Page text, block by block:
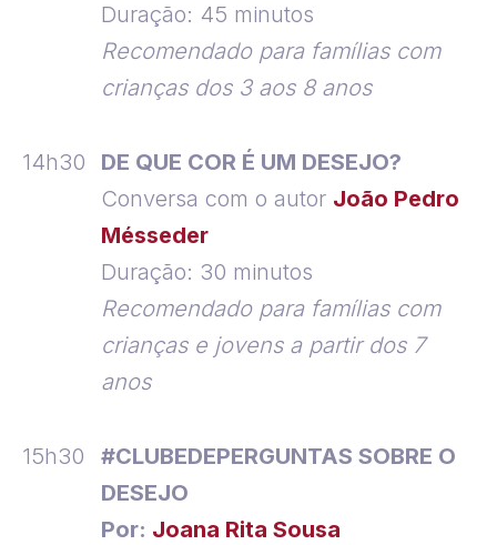
Duração: 45 minutos
Recomendado para famílias com
crianças dos 3 aos 8 anos
14h30
DE QUE COR É UM DESEJO?
Conversa com o autor João Pedro
Mésseder
Duração: 30 minutos
Recomendado para famílias com
crianças e jovens a partir dos 7
anos
15h30
#CLUBEDEPERGUNTAS SOBRE O
DESEJO
Por: Joana Rita Sousa